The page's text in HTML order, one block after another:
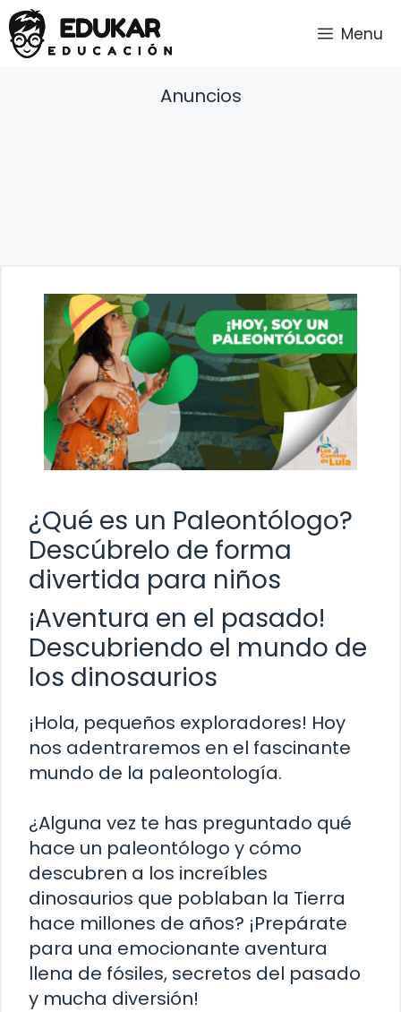
Saltar
al
contenido
Menu
Anuncios
¿Qué es un Paleontólogo?
Descúbrelo de forma
divertida para niños
¡Aventura en el pasado!
Descubriendo el mundo de
los dinosaurios
¡Hola, pequeños exploradores! Hoy
nos adentraremos en el fascinante
mundo de la paleontología.
¿Alguna vez te has preguntado qué
hace un paleontólogo y cómo
descubren a los increíbles
dinosaurios que poblaban la Tierra
hace millones de años? ¡Prepárate
para una emocionante aventura
llena de fósiles, secretos del pasado
y mucha diversión!